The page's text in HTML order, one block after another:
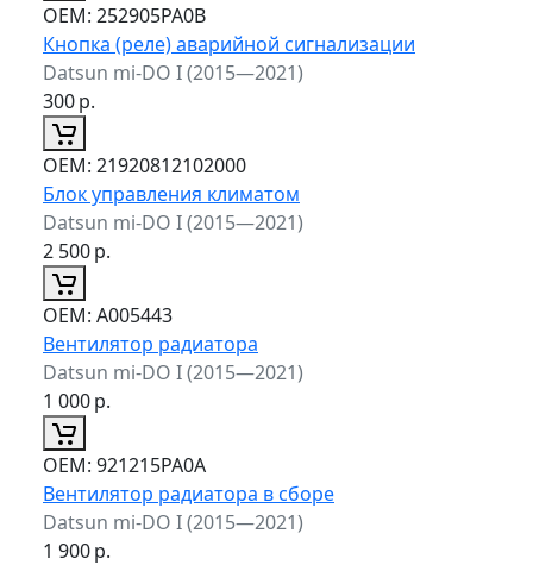
ОЕМ: 252905PA0B
Кнопка (реле) аварийной сигнализации
Datsun mi-DO I (2015—2021)
300р.
ОЕМ: 21920812102000
Блок управления климатом
Datsun mi-DO I (2015—2021)
2 500р.
ОЕМ: A005443
Вентилятор радиатора
Datsun mi-DO I (2015—2021)
1 000р.
ОЕМ: 921215PA0A
Вентилятор радиатора в сборе
Datsun mi-DO I (2015—2021)
1 900р.